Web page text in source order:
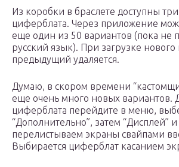
Из коробки в браслете доступны
циферблата. Через приложение
еще один из 50 вариантов (пока не
русский язык). При загрузке
предыдущий удаляется.
Думаю, в скором времени
еще очень много новых вариантов.
циферблата перейдите в меню,
“Дополнительно”, затем “Дисплей”
перелистываем экраны свайпами
Выбирается циферблат касанием